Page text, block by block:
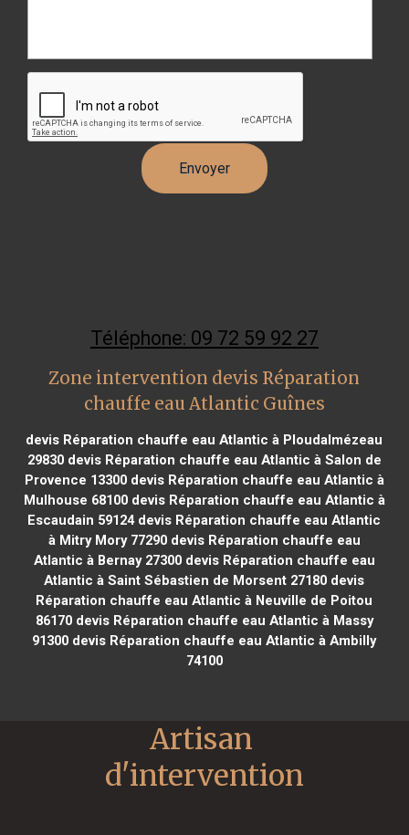
Téléphone: 09 72 59 92 27
Zone intervention devis Réparation
chauffe eau Atlantic Guînes
devis Réparation chauffe eau Atlantic à Ploudalmézeau
29830devis Réparation chauffe eau Atlantic à Salon de
Provence 13300devis Réparation chauffe eau Atlantic à
Mulhouse 68100devis Réparation chauffe eau Atlantic à
Escaudain 59124devis Réparation chauffe eau Atlantic
à Mitry Mory 77290devis Réparation chauffe eau
Atlantic à Bernay 27300devis Réparation chauffe eau
Atlantic à Saint Sébastien de Morsent 27180 devis
Réparation chauffe eau Atlantic à Neuville de Poitou
86170devis Réparation chauffe eau Atlantic à Massy
91300 devis Réparation chauffe eau Atlantic à Ambilly
74100
Artisan
d'intervention